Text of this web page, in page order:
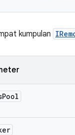
kumpulan
Pool